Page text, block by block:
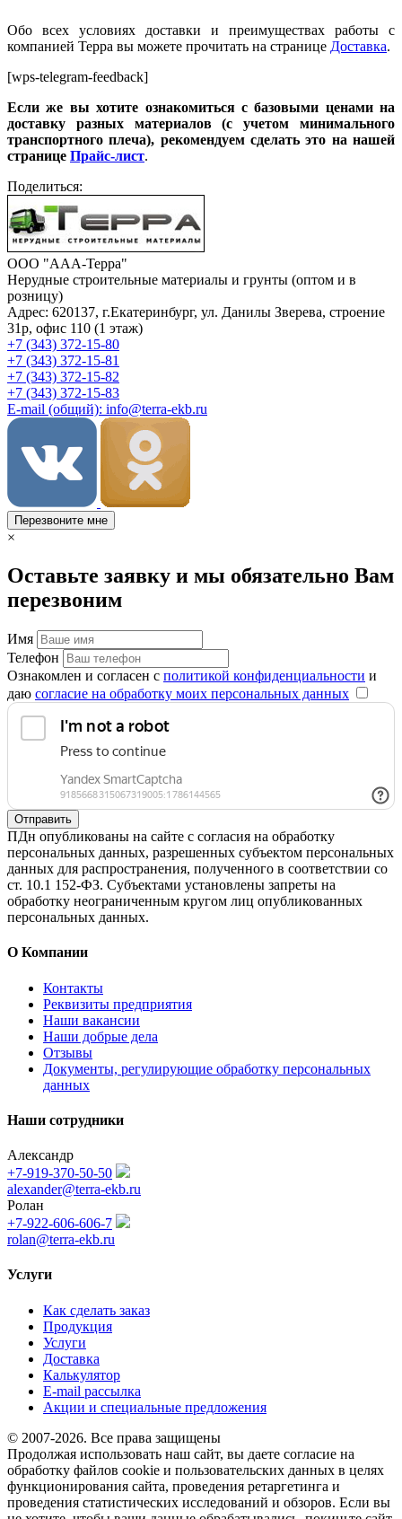
Обо всех условиях доставки и преимуществах работы с
компанией Терра вы можете прочитать на странице Доставка.
[wps-telegram-feedback]
Если же вы хотите ознакомиться с базовыми ценами на
доставку разных материалов (с учетом минимального
транспортного плеча), рекомендуем сделать это на нашей
странице Прайс-лист.
Поделиться:
ООО "ААА-Терра"
Нерудные строительные материалы и грунты (оптом и в
розницу)
Адрес: 620137, г.Екатеринбург, ул. Данилы Зверева, строение
31р, офис 110 (1 этаж)
+7 (343) 372-15-80
+7 (343) 372-15-81
+7 (343) 372-15-82
+7 (343) 372-15-83
E-mail (общий): info@terra-ekb.ru
Перезвоните мне
×
Оставьте заявку и мы обязательно Вам
перезвоним
Имя
Телефон
Ознакомлен и согласен с политикой конфиденциальности и
даю согласие на обработку моих персональных данных
Отправить
ПДн опубликованы на сайте с согласия на обработку
персональных данных, разрешенных субъектом персональных
данных для распространения, полученного в соответствии со
ст. 10.1 152-ФЗ. Субъектами установлены запреты на
обработку неограниченным кругом лиц опубликованных
персональных данных.
О Компании
Контакты
Реквизиты предприятия
Наши вакансии
Наши добрые дела
Отзывы
Документы, регулирующие обработку персональных
данных
Наши сотрудники
Александр
+7-919-370-50-50
alexander@terra-ekb.ru
Ролан
+7-922-606-606-7
rolan@terra-ekb.ru
Услуги
Как сделать заказ
Продукция
Услуги
Доставка
Калькулятор
E-mail рассылка
Акции и специальные предложения
© 2007-2026. Все права защищены
Продолжая использовать наш сайт, вы даете согласие на
обработку файлов cookie и пользовательских данных в целях
функционирования сайта, проведения ретаргетинга и
проведения статистических исследований и обзоров. Если вы